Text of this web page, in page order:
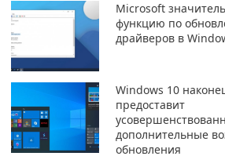
Microsoft
функцию по
драйверов в
Windows 10
предоставит
дополнительные
обновления